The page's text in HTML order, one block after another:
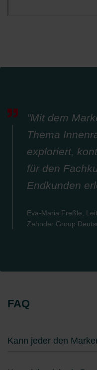
"Mit dem
Thema
exploriert,
für den
Endkunden
Eva-Maria Freßle,
Zehnder Group
FAQ
Kann jeder den